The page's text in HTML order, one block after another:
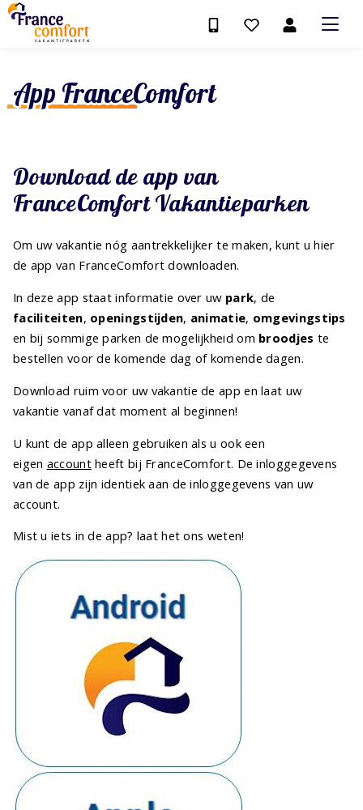
App FranceComfort
Download de app van
FranceComfort Vakantieparken
Om uw vakantie nóg aantrekkelijker te maken, kunt u hier
de app van FranceComfort downloaden.
In deze app staat informatie over uw park, de
faciliteiten, openingstijden, animatie, omgevingstips
en bij sommige parken de mogelijkheid om broodjes te
bestellen voor de komende dag of komende dagen.
Download ruim voor uw vakantie de app en laat uw
vakantie vanaf dat moment al beginnen!
U kunt de app alleen gebruiken als u ook een
eigen accountheeft bij FranceComfort. De inloggegevens
van de app zijn identiek aan de inloggegevens van uw
account.
Mist u iets in de app? laat het ons weten!